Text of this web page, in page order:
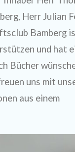
Herr Julian
Bamberg
und hat
Bücher
uns mit
aus einem